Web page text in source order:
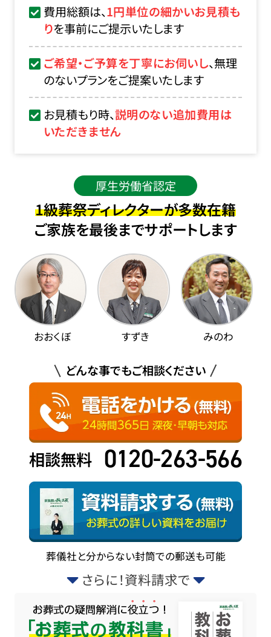
費用総額は、1円単位の細かいお見積も
りを事前にご提示いたします
ご希望・ご予算を丁寧にお伺いし、無理
のないプランをご提案いたします
お見積もり時、説明のない追加費用は
いただきません
厚生労働省認定
1級葬祭ディレクターが多数在籍
ご家族を最後までサポートします
おおくぼ すずき みのわ
どんな事でもご相談ください
相談無料 0120-263-566
葬儀社と分からない封筒での郵送も可能
さらに！資料請求で